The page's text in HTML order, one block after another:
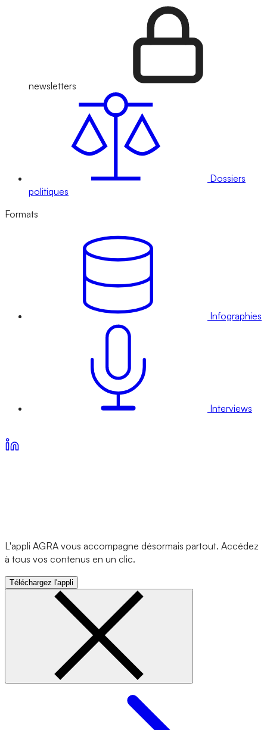
newsletters
Dossiers
politiques
Formats
Infographies
Interviews
L'appli AGRA vous accompagne désormais partout. Accédez
à tous vos contenus en un clic.
Téléchargez l'appli